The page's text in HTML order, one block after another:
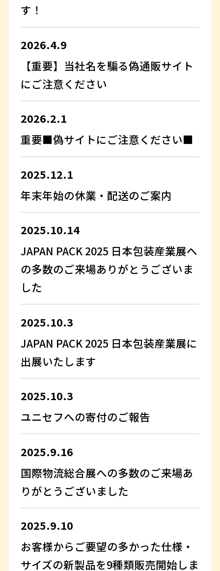
す！
2026.4.9
【重要】当社名を騙る偽通販サイト
にご注意ください
2026.2.1
重要■偽サイトにご注意ください■
2025.12.1
年末年始の休業・配送のご案内
2025.10.14
JAPAN PACK 2025 日本包装産業展へ
の多数のご来場ありがとうございま
した
2025.10.3
JAPAN PACK 2025 日本包装産業展に
出展いたします
2025.10.3
ユニセフへの寄付のご報告
2025.9.16
国際物流総合展への多数のご来場あ
りがとうございました
2025.9.10
お客様からご要望の多かった仕様・
サイズの新製品を9種類販売開始しま